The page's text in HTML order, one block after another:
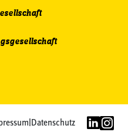
|Datenschutz